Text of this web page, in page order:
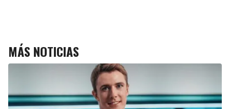
MÁS NOTICIAS